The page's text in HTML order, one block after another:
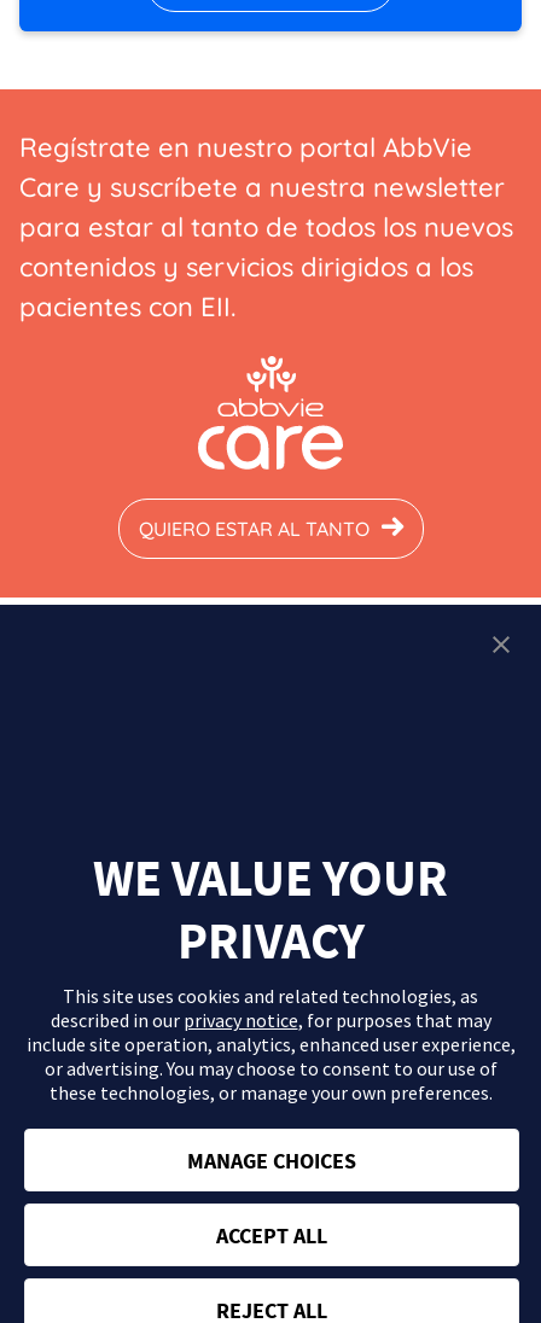
Regístrate en nuestro portal AbbVie
Care y suscríbete a nuestra newsletter
para estar al tanto de todos los nuevos
contenidos y servicios dirigidos a los
pacientes con EII.
QUIERO ESTAR AL TANTO
El contenido que se proporciona en este sitio Web es información
médico. Consulta con tu profesional sanitario si tienes dudas
acerca de tu salud.
WE VALUE YOUR
PRIVACY
This site uses cookies and related technologies, as
described in our privacy notice, for purposes that may
include site operation, analytics, enhanced user experience,
or advertising. You may choose to consent to our use of
these technologies, or manage your own preferences.
MANAGE CHOICES
ACCEPT ALL
REJECT ALL